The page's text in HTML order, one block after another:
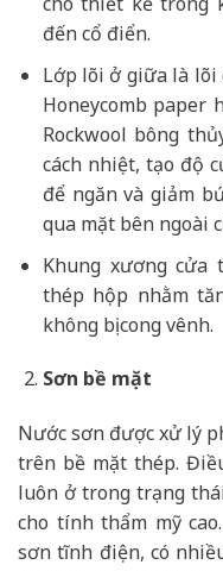
đến cổ điển.
Lớp lõi ở giữa là lõi
Honeycomb paper
Rockwool bông
cách nhiệt, tạo độ
để ngăn và giảm
qua mặt bên ngoài
Khung xương
thép hộp nhằm
không bị cong vênh.
Sơn bề mặt
Nước sơn được xử lý
trên bề mặt thép.
luôn ở trong trạng
cho tính thẩm mỹ
sơn tĩnh điện, có